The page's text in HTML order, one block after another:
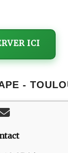
ICI
-